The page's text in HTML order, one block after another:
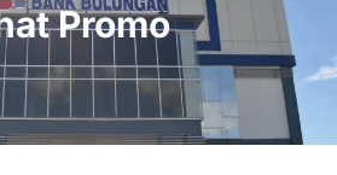
Promo